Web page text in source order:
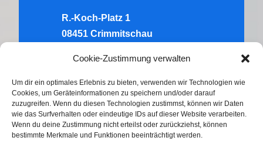
Cookie-Zustimmung verwalten
Um dir ein optimales Erlebnis zu bieten, verwenden wir Technologien wie
Cookies, um Geräteinformationen zu speichern und/oder darauf
zuzugreifen. Wenn du diesen Technologien zustimmst, können wir Daten
wie das Surfverhalten oder eindeutige IDs auf dieser Website verarbeiten.
Wenn du deine Zustimmung nicht erteilst oder zurückziehst, können
bestimmte Merkmale und Funktionen beeinträchtigt werden.
R.-Koch-Platz 1
08451 Crimmitschau
10.00-12.00 Uhr & 14.00-16.00
Uhr
Do:
10.00-12.00 Uhr & 14.00-16.00